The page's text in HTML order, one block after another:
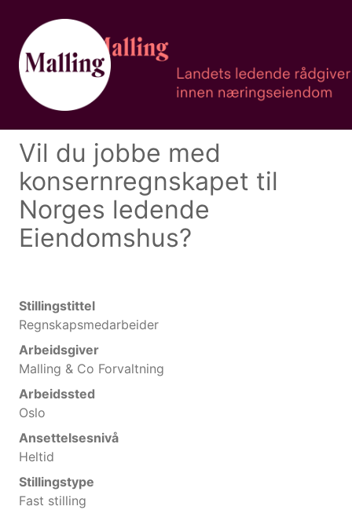
Vil du jobbe med
konsernregnskapet til
Norges ledende
Eiendomshus?
Stillingstittel
Regnskapsmedarbeider
Arbeidsgiver
Malling & Co Forvaltning
Arbeidssted
Oslo
Ansettelsesnivå
Heltid
Stillingstype
Fast stilling